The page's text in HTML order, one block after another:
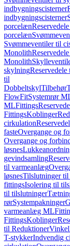
indbygningscisterner
indbygningscisterner
porcelæn
porcelæn
Svømmeventiler til
Monolith
Monolith
skylning
til
DobbeltskylTilbehør
FlowFitSystemrør
MLFittings
FittingsKoblinger
cirkulation
fasteOvergange og
Overgange og
løsnes
gevindsamling
til varmeanlæg
løsnesTilslutninger
fittingsIsolering til
til tilslutninger
rørSystempakninger
varmeanlæg ML
FittingsKoblinger
til ReduktionerVinkel
T-stykkerIndvendig